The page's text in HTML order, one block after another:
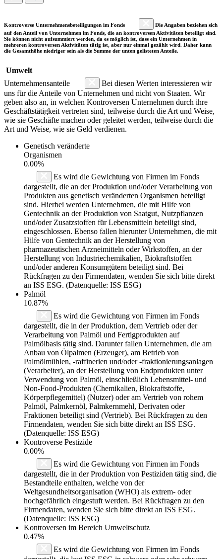
Kontroverse Unternehmensbeteiligungen im Fonds
Die Angaben beziehen sich
auf den Anteil von Unternehmen im Fonds, die an kontroversen Aktivitäten beteiligt sind.
Sie können nicht aufsummiert werden, da es möglich ist, dass ein Unternehmen in
mehreren kontroversen Aktivitäten tätig ist, aber nur einmal gezählt wird. Daher kann
die Gesamthöhe niedriger sein als die Summe der unten gelisteten Anteile.
Umwelt
Unternehmensanteile
Bei diesen Werten interessieren wir
uns für die Anteile von Unternehmen und nicht von Staaten. Wir
geben also an, in welchen Kontroversen Unternehmen durch ihre
Geschäftstätigkeit vertreten sind, teilweise durch die Art und Weise,
wie sie Geschäfte machen oder geleitet werden, teilweise durch die
Art und Weise, wie sie Geld verdienen.
Genetisch veränderte
Organismen
0.00%
Es wird die Gewichtung von Firmen im Fonds
dargestellt, die an der Produktion und/oder Verarbeitung von
Produkten aus genetisch veränderten Organismen beteiligt
sind. Hierbei werden Unternehmen, die mit Hilfe von
Gentechnik an der Produktion von Saatgut, Nutzpflanzen
und/oder Zusatzstoffen für Lebensmitteln beteiligt sind,
eingeschlossen. Ebenso fallen hierunter Unternehmen, die mit
Hilfe von Gentechnik an der Herstellung von
pharmazeutischen Arzneimitteln oder Wirkstoffen, an der
Herstellung von Industriechemikalien, Biokraftstoffen
und/oder anderen Konsumgütern beteiligt sind. Bei
Rückfragen zu den Firmendaten, wenden Sie sich bitte direkt
an ISS ESG. (Datenquelle: ISS ESG)
Palmöl
10.87%
Es wird die Gewichtung von Firmen im Fonds
dargestellt, die in der Produktion, dem Vertrieb oder der
Verarbeitung von Palmöl und Fertigprodukten auf
Palmölbasis tätig sind. Darunter fallen Unternehmen, die am
Anbau von Ölpalmen (Erzeuger), am Betrieb von
Palmölmühlen, -raffinerien und/oder -fraktionierungsanlagen
(Verarbeiter), an der Herstellung von Endprodukten unter
Verwendung von Palmöl, einschließlich Lebensmittel- und
Non-Food-Produkten (Chemikalien, Biokraftstoffe,
Körperpflegemittel) (Nutzer) oder am Vertrieb von rohem
Palmöl, Palmkernöl, Palmkernmehl, Derivaten oder
Fraktionen beteiligt sind (Vertrieb). Bei Rückfragen zu den
Firmendaten, wenden Sie sich bitte direkt an ISS ESG.
(Datenquelle: ISS ESG)
Kontroverse Pestizide
0.00%
Es wird die Gewichtung von Firmen im Fonds
dargestellt, die in der Produktion von Pestiziden tätig sind, die
Bestandteile enthalten, welche von der
Weltgesundheitsorganisation (WHO) als extrem- oder
hochgefährlich eingestuft werden. Bei Rückfragen zu den
Firmendaten, wenden Sie sich bitte direkt an ISS ESG.
(Datenquelle: ISS ESG)
Kontroversen im Bereich Umweltschutz
0.47%
Es wird die Gewichtung von Firmen im Fonds